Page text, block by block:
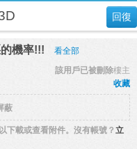
回復
機率!!! 看全部
樓主
該用戶已被刪除
收藏
蔽
下載或查看附件。沒有帳號？ 立